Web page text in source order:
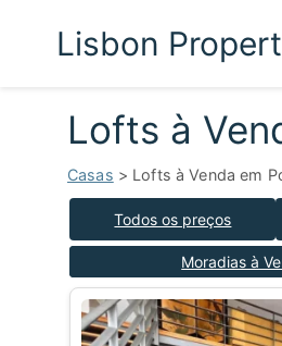
Lisbon
Lofts à
Casas > Lofts à Venda em
Todos os preços
Moradias à